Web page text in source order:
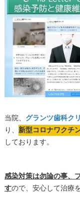
当院、 グランツ歯科ク
り、 新型コロナワクチ
しております。
感染対策は勿論の事、
すので、安心して治療